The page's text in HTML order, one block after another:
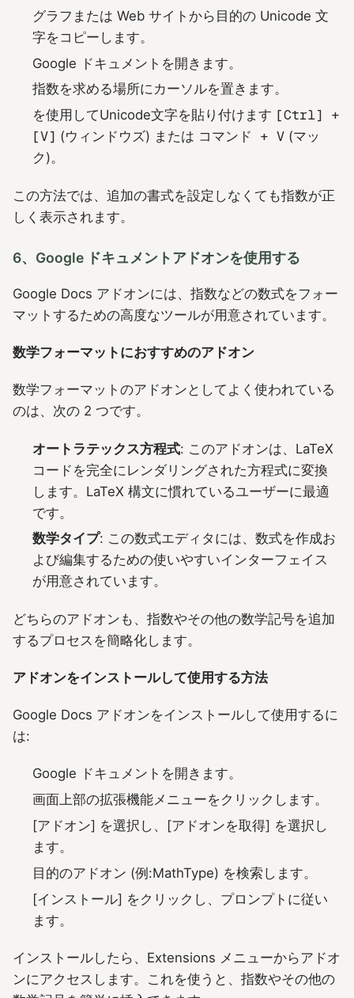
グラフまたは Web サイトから目的の Unicode 文
字をコピーします。
Google ドキュメントを開きます。
指数を求める場所にカーソルを置きます。
を使用してUnicode文字を貼り付けます [Ctrl] +
[V] (ウィンドウズ) または コマンド + V (マッ
ク)。
この方法では、追加の書式を設定しなくても指数が正
しく表示されます。
6、Google ドキュメントアドオンを使用する
Google Docs アドオンには、指数などの数式をフォー
マットするための高度なツールが用意されています。
数学フォーマットにおすすめのアドオン
数学フォーマットのアドオンとしてよく使われている
のは、次の 2 つです。
オートラテックス方程式: このアドオンは、LaTeX
コードを完全にレンダリングされた方程式に変換
します。LaTeX 構文に慣れているユーザーに最適
です。
数学タイプ: この数式エディタには、数式を作成お
よび編集するための使いやすいインターフェイス
が用意されています。
どちらのアドオンも、指数やその他の数学記号を追加
するプロセスを簡略化します。
アドオンをインストールして使用する方法
Google Docs アドオンをインストールして使用するに
は:
Google ドキュメントを開きます。
画面上部の拡張機能メニューをクリックします。
[アドオン] を選択し、[アドオンを取得] を選択し
ます。
目的のアドオン (例:MathType) を検索します。
[インストール] をクリックし、プロンプトに従い
ます。
インストールしたら、Extensions メニューからアドオ
ンにアクセスします。これを使うと、指数やその他の